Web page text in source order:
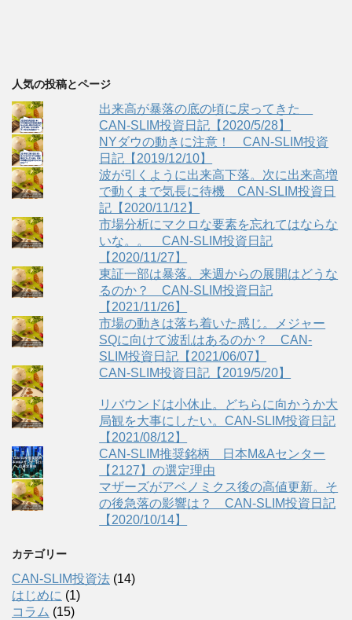
人気の投稿とページ
出来高が暴落の底の頃に戻ってきた
CAN-SLIM投資日記【2020/5/28】
NYダウの動きに注意！ CAN-SLIM投資
日記【2019/12/10】
波が引くように出来高下落。次に出来高増
で動くまで気長に待機 CAN-SLIM投資日
記【2020/11/12】
市場分析にマクロな要素を忘れてはならな
いな。。 CAN-SLIM投資日記
【2020/11/27】
東証一部は暴落。来週からの展開はどうな
るのか？ CAN-SLIM投資日記
【2021/11/26】
市場の動きは落ち着いた感じ。メジャー
SQに向けて波乱はあるのか？ CAN-
SLIM投資日記【2021/06/07】
CAN-SLIM投資日記【2019/5/20】
リバウンドは小休止。どちらに向かうか大
局観を大事にしたい。CAN-SLIM投資日記
【2021/08/12】
CAN-SLIM推奨銘柄 日本M&Aセンター
【2127】の選定理由
マザーズがアベノミクス後の高値更新。そ
の後急落の影響は？ CAN-SLIM投資日記
【2020/10/14】
カテゴリー
CAN-SLIM投資法 (14)
はじめに (1)
コラム (15)